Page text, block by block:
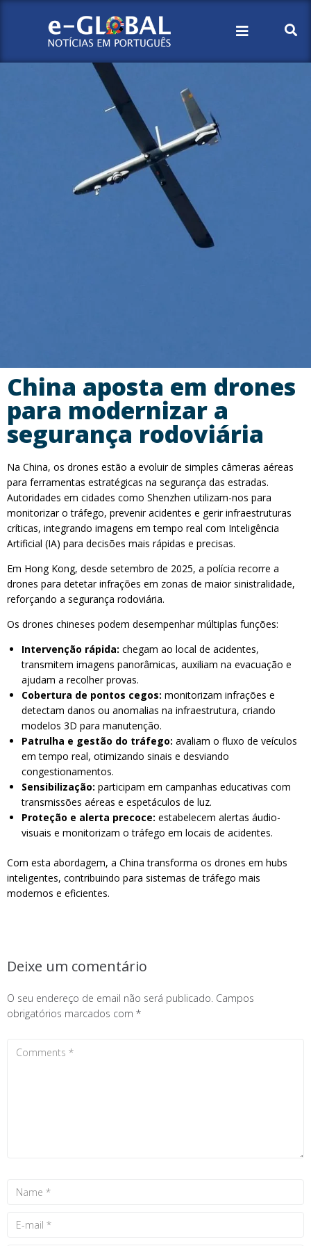
China aposta em drones
para modernizar a
segurança rodoviária
Na China, os drones estão a evoluir de simples câmeras aéreas
para ferramentas estratégicas na segurança das estradas.
Autoridades em cidades como Shenzhen utilizam-nos para
monitorizar o tráfego, prevenir acidentes e gerir infraestruturas
críticas, integrando imagens em tempo real com Inteligência
Artificial (IA) para decisões mais rápidas e precisas.
Em Hong Kong, desde setembro de 2025, a polícia recorre a
drones para detetar infrações em zonas de maior sinistralidade,
reforçando a segurança rodoviária.
Os drones chineses podem desempenhar múltiplas funções:
Intervenção rápida: chegam ao local de acidentes,
transmitem imagens panorâmicas, auxiliam na evacuação e
ajudam a recolher provas.
Cobertura de pontos cegos: monitorizam infrações e
detectam danos ou anomalias na infraestrutura, criando
modelos 3D para manutenção.
Patrulha e gestão do tráfego: avaliam o fluxo de veículos
em tempo real, otimizando sinais e desviando
congestionamentos.
Sensibilização: participam em campanhas educativas com
transmissões aéreas e espetáculos de luz.
Proteção e alerta precoce: estabelecem alertas áudio-
visuais e monitorizam o tráfego em locais de acidentes.
Com esta abordagem, a China transforma os drones em hubs
inteligentes, contribuindo para sistemas de tráfego mais
modernos e eficientes.
Deixe um comentário
O seu endereço de email não será publicado. Campos
obrigatórios marcados com *